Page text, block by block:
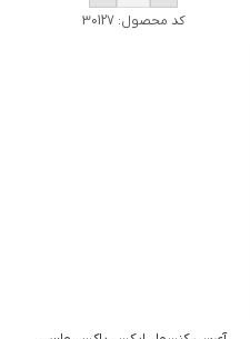
کد محصول:30127